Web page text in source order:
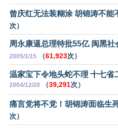
曾庆红无法装糊涂 胡锦涛不能
次）
周永康逼总理特批55亿 闽黑
2005/1/15 （61,923次）
温家宝下令地头蛇不理 十七省
2004/12/20 （39,291次）
痛言党将不党！胡锦涛面临生
次）